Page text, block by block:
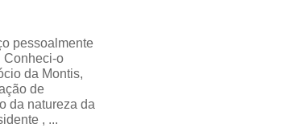
pessoalmente
Conheci-o
da Montis,
de
da natureza da
, ...